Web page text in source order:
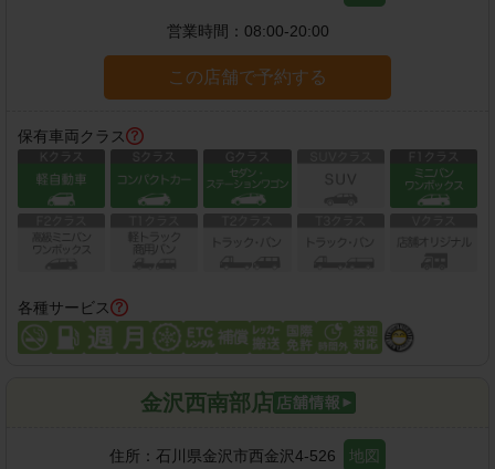
営業時間： 08:00-20:00
この店舗で予約する
保有車両クラス
各種サービス
金沢西南部店
住所： 石川県金沢市西金沢4-526 地図